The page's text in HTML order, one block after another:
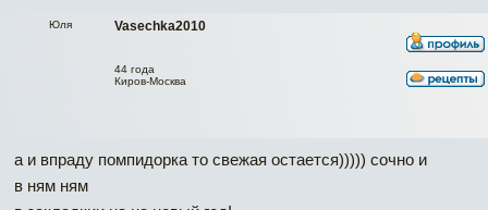
Vasechka2010
Юля
44 года
Киров-Москва
а и впраду помпидорка то свежая остается))))) сочно и
в ням ням